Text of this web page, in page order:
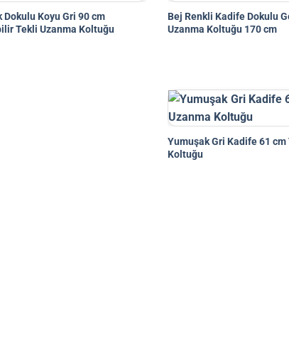
Dokulu Koyu Gri 90 cm
Tekli Uzanma Koltuğu
Bej Renkli Kadife Dokulu
Uzanma Koltuğu 170 cm
Yumuşak Gri Kadife 61 cm
Koltuğu